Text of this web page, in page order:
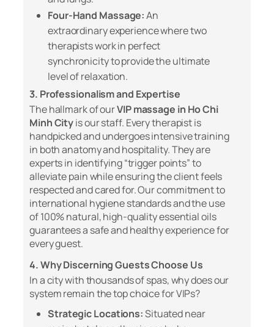
Four-Hand Massage:An
extraordinary experience where two
therapists work in perfect
synchronicity to provide the ultimate
level of relaxation.
3. Professionalism and Expertise
The hallmark of ourVIP massage in Ho Chi
Minh Cityis our staff. Every therapist is
handpicked and undergoes intensive training
in both anatomy and hospitality. They are
experts in identifying “trigger points” to
alleviate pain while ensuring the client feels
respected and cared for. Our commitment to
international hygiene standards and the use
of 100% natural, high-quality essential oils
guarantees a safe and healthy experience for
every guest.
4. Why Discerning Guests Choose Us
In a city with thousands of spas, why does our
system remain the top choice for VIPs?
Strategic Locations:Situated near